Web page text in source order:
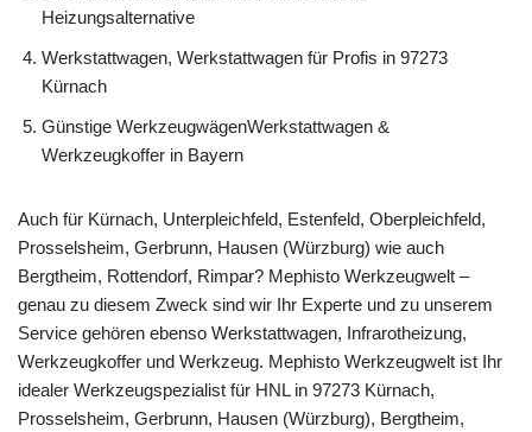
Heizungsalternative
Werkstattwagen, Werkstattwagen für Profis in 97273
Kürnach
Günstige WerkzeugwägenWerkstattwagen &
Werkzeugkoffer in Bayern
Auch für Kürnach, Unterpleichfeld, Estenfeld, Oberpleichfeld,
Prosselsheim, Gerbrunn, Hausen (Würzburg) wie auch
Bergtheim, Rottendorf, Rimpar? Mephisto Werkzeugwelt –
genau zu diesem Zweck sind wir Ihr Experte und zu unserem
Service gehören ebenso Werkstattwagen, Infrarotheizung,
Werkzeugkoffer und Werkzeug. Mephisto Werkzeugwelt ist Ihr
idealer Werkzeugspezialist für HNL in 97273 Kürnach,
Prosselsheim, Gerbrunn, Hausen (Würzburg), Bergtheim,